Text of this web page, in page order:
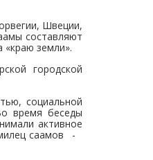
Швеции,
составляют
земли».
городской
социальной
время беседы
активное
саамов -